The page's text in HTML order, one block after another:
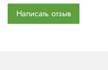
Написать отзыв